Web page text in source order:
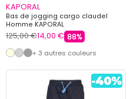
KAPORAL
Bas de jogging cargo claudel
Homme KAPORAL
125,00 €14,00 € 88%
+ 3 autres couleurs